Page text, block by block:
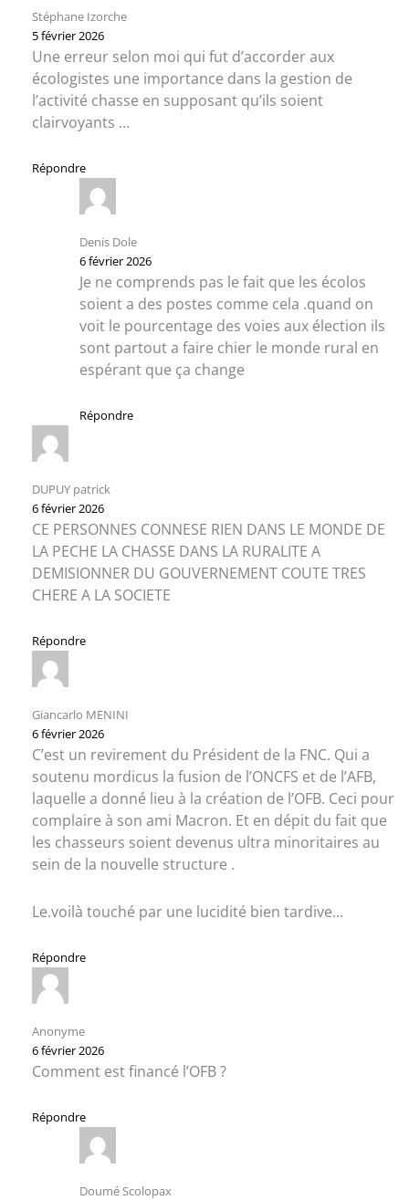
Stéphane Izorche
5 février 2026
Une erreur selon moi qui fut d’accorder aux
écologistes une importance dans la gestion de
l’activité chasse en supposant qu’ils soient
clairvoyants …
Répondre
Denis Dole
6 février 2026
Je ne comprends pas le fait que les écolos
soient a des postes comme cela .quand on
voit le pourcentage des voies aux élection ils
sont partout a faire chier le monde rural en
espérant que ça change
Répondre
DUPUY patrick
6 février 2026
CE PERSONNES CONNESE RIEN DANS LE MONDE DE
LA PECHE LA CHASSE DANS LA RURALITE A
DEMISIONNER DU GOUVERNEMENT COUTE TRES
CHERE A LA SOCIETE
Répondre
Giancarlo MENINI
6 février 2026
C’est un revirement du Président de la FNC. Qui a
soutenu mordicus la fusion de l’ONCFS et de l’AFB,
laquelle a donné lieu à la création de l’OFB. Ceci pour
complaire à son ami Macron. Et en dépit du fait que
les chasseurs soient devenus ultra minoritaires au
sein de la nouvelle structure .
Le.voilà touché par une lucidité bien tardive…
Répondre
Anonyme
6 février 2026
Comment est financé l’OFB ?
Répondre
Doumé Scolopax